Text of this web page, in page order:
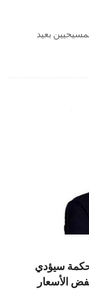
بعيد
سيؤدي
الأسعار